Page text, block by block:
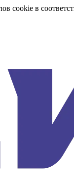
cookie в